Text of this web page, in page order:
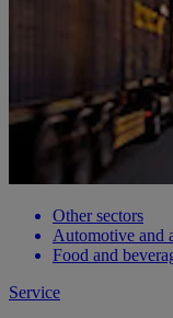
Other sectors
Automotive and
Food and
Service